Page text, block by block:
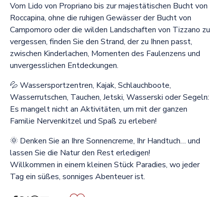
Vom Lido von Propriano bis zur majestätischen Bucht von
Roccapina, ohne die ruhigen Gewässer der Bucht von
Campomoro oder die wilden Landschaften von Tizzano zu
vergessen, finden Sie den Strand, der zu Ihnen passt,
zwischen Kinderlachen, Momenten des Faulenzens und
unvergesslichen Entdeckungen.
💦 Wassersportzentren, Kajak, Schlauchboote,
Wasserrutschen, Tauchen, Jetski, Wasserski oder Segeln:
Es mangelt nicht an Aktivitäten, um mit der ganzen
Familie Nervenkitzel und Spaß zu erleben!
🌞 Denken Sie an Ihre Sonnencreme, Ihr Handtuch… und
lassen Sie die Natur den Rest erledigen!
Willkommen in einem kleinen Stück Paradies, wo jeder
Tag ein süßes, sonniges Abenteuer ist.